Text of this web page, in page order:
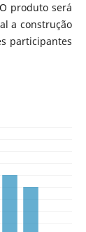
produto será
a construção
participantes